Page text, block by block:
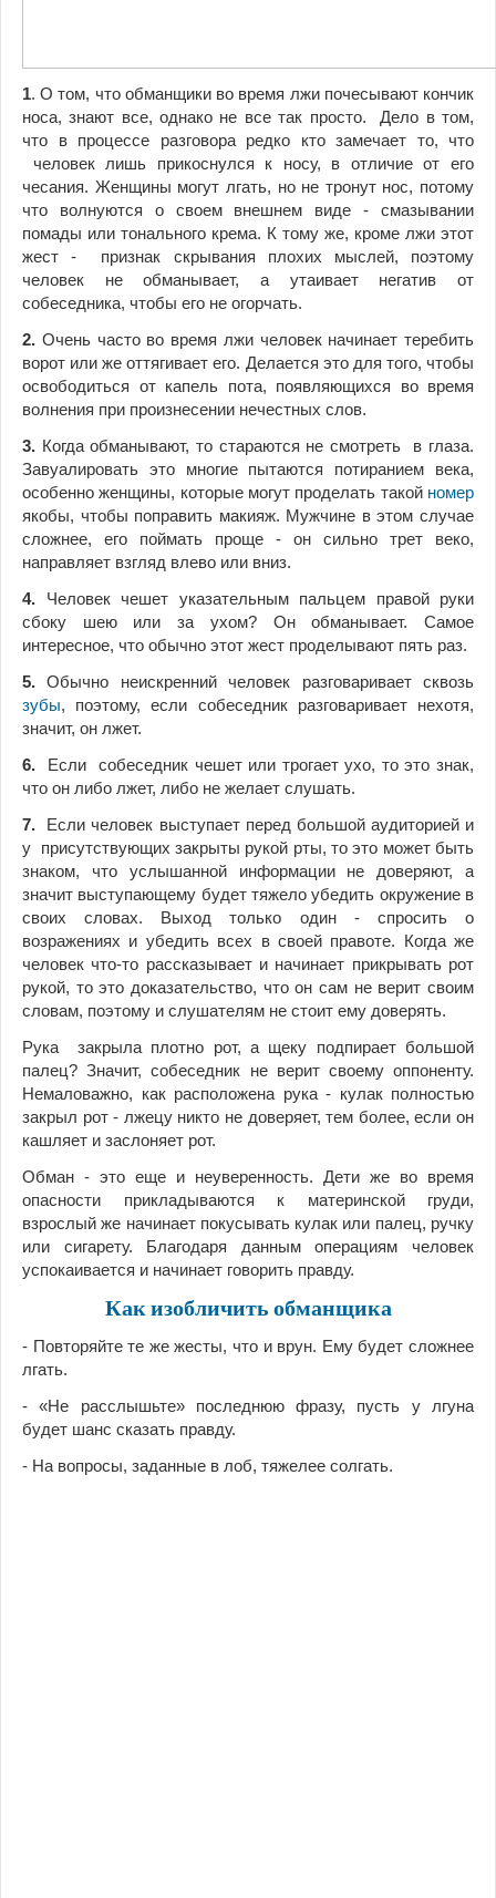
1. О том, что обманщики во время лжи почесывают кончик
носа, знают все, однако не все так просто. Дело в том,
что в процессе разговора редко кто замечает то, что
человек лишь прикоснулся к носу, в отличие от его
чесания. Женщины могут лгать, но не тронут нос, потому
что волнуются о своем внешнем виде - смазывании
помады или тонального крема. К тому же, кроме лжи этот
жест - признак скрывания плохих мыслей, поэтому
человек не обманывает, а утаивает негатив от
собеседника, чтобы его не огорчать.
2. Очень часто во время лжи человек начинает теребить
ворот или же оттягивает его. Делается это для того, чтобы
освободиться от капель пота, появляющихся во время
волнения при произнесении нечестных слов.
3. Когда обманывают, то стараются не смотреть в глаза.
Завуалировать это многие пытаются потиранием века,
особенно женщины, которые могут проделать такой номер
якобы, чтобы поправить макияж. Мужчине в этом случае
сложнее, его поймать проще - он сильно трет веко,
направляет взгляд влево или вниз.
4. Человек чешет указательным пальцем правой руки
сбоку шею или за ухом? Он обманывает. Самое
интересное, что обычно этот жест проделывают пять раз.
5. Обычно неискренний человек разговаривает сквозь
зубы, поэтому, если собеседник разговаривает нехотя,
значит, он лжет.
6. Если собеседник чешет или трогает ухо, то это знак,
что он либо лжет, либо не желает слушать.
7.
Если человек выступает перед большой аудиторией и
у присутствующих закрыты рукой рты, то это может быть
знаком, что услышанной информации не доверяют, а
значит выступающему будет тяжело убедить окружение в
своих словах. Выход только один - спросить о
возражениях и убедить всех в своей правоте. Когда же
человек что-то рассказывает и начинает прикрывать рот
рукой, то это доказательство, что он сам не верит своим
словам, поэтому и слушателям не стоит ему доверять.
Рука закрыла плотно рот, а щеку подпирает большой
палец? Значит, собеседник не верит своему оппоненту.
Немаловажно, как расположена рука - кулак полностью
закрыл рот - лжецу никто не доверяет, тем более, если он
кашляет и заслоняет рот.
Обман - это еще и неуверенность. Дети же во время
опасности прикладываются к материнской груди,
взрослый же начинает покусывать кулак или палец, ручку
или сигарету. Благодаря данным операциям человек
успокаивается и начинает говорить правду.
Как изобличить обманщика
- Повторяйте те же жесты, что и врун. Ему будет сложнее
лгать.
- «Не расслышьте» последнюю фразу, пусть у лгуна
будет шанс сказать правду.
- На вопросы, заданные в лоб, тяжелее солгать.